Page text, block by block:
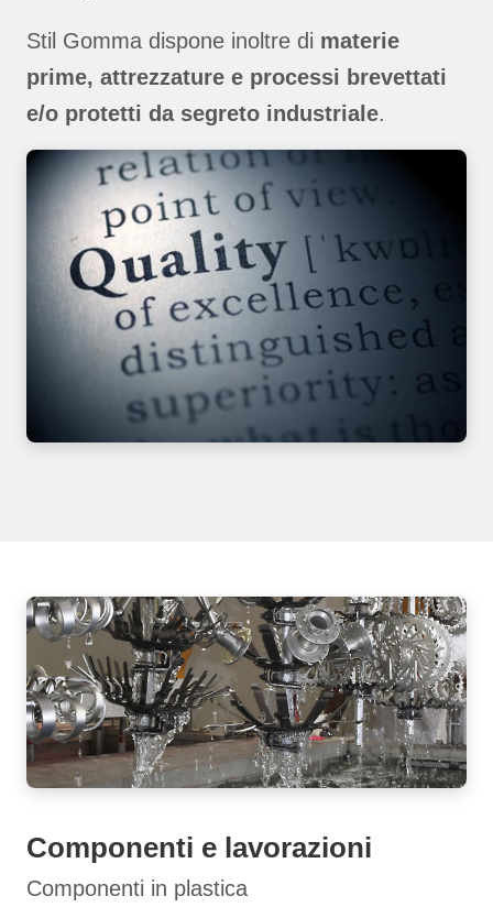
Stil Gomma dispone inoltre di materie
prime, attrezzature e processi brevettati
e/o protetti da segreto industriale.
Componenti e lavorazioni
Componenti in plastica